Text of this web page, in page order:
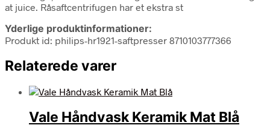
at juice. Råsaftcentrifugen har et ekstra st
Yderlige produktinformationer:
Produkt id: philips-hr1921-saftpresser 8710103777366
Relaterede varer
Vale Håndvask Keramik Mat Blå